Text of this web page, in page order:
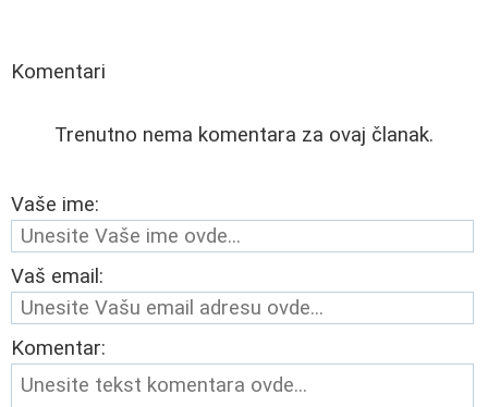
Komentari
Trenutno nema komentara za ovaj članak.
Vaše ime:
Vaš email:
Komentar: